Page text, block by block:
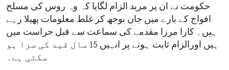
حکومت نے ان پر مزید الزام لگایا کہ وہ روس کی مسلح
افواج کے بارے میں جان بوجھ کر غلط معلومات پھیلا رہے
ہیں۔ کارا مرزا مقدمے کی سماعت سے قبل حراست میں
ہیں اورالزام ثابت ہونے پر انہیں 15 سال قید کی سزا ہو
سکتی ہے۔